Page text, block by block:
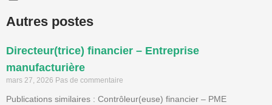
Autres postes
Directeur(trice) financier – Entreprise
manufacturière
mars 27, 2026 Pas de commentaire
Publications similaires : Contrôleur(euse) financier – PME